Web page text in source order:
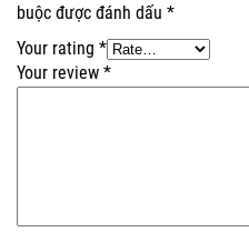
buộc được đánh dấu *
Your rating *
Your review *